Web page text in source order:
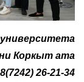
Коркыт ата
26-21-34